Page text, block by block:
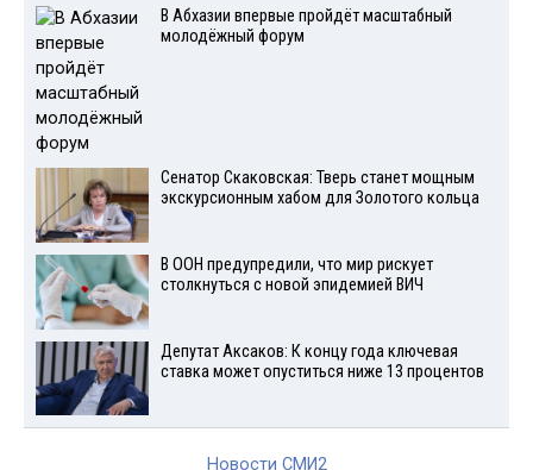
В Абхазии впервые пройдёт масштабный
молодёжный форум
Сенатор Скаковская: Тверь станет мощным
экскурсионным хабом для Золотого кольца
В ООН предупредили, что мир рискует
столкнуться с новой эпидемией ВИЧ
Депутат Аксаков: К концу года ключевая
ставка может опуститься ниже 13 процентов
Новости СМИ2